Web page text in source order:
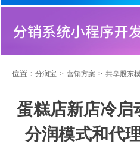
位置： 分润宝 > 营销方案 > 共享股东
蛋糕店新店冷启
分润模式和代